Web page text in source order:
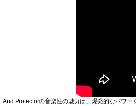
And Protectorの音楽性の魅力は、爆発的なパワ